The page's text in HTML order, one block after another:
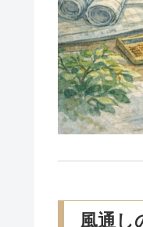
風通し